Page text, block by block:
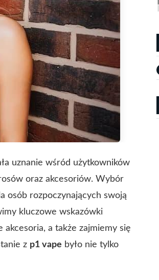
uznanie wśród użytkowników
oraz akcesoriów. Wybór
osób rozpoczynających swoją
kluczowe wskazówki
a także zajmiemy się
z p1 vape było nie tylko